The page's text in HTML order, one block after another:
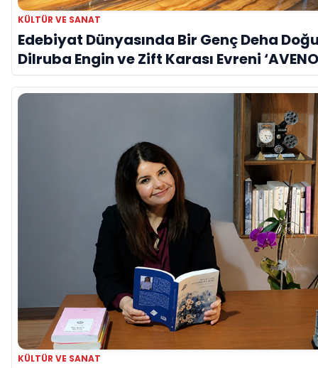
KÜLTÜR VE SANAT
Edebiyat Dünyasında Bir Genç Deha
Dilruba Engin ve Zift Karası Evreni
KÜLTÜR VE SANAT